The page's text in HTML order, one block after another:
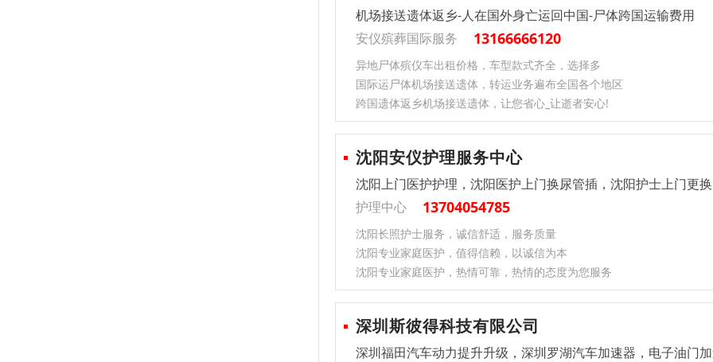
机场接送遗体返乡-人在国外身亡运回中国-尸体跨国运输费用
安仪殡葬国际服务
13166666120
异地尸体殡仪车出租价格，车型款式齐全，选择多
国际运尸体机场接送遗体，转运业务遍布全国各个地区
跨国遗体返乡机场接送遗体，让您省心_让逝者安心!
沈阳安仪护理服务中心
沈阳上门医护护理，沈阳医护上门换尿管插，沈阳护士上门更
护理中心
13704054785
沈阳长照护士服务，诚信舒适，服务质量
沈阳专业家庭医护，值得信赖，以诚信为本
沈阳专业家庭医护，热情可靠，热情的态度为您服务
深圳斯彼得科技有限公司
深圳福田汽车动力提升升级，深圳罗湖汽车加速器，电子油门